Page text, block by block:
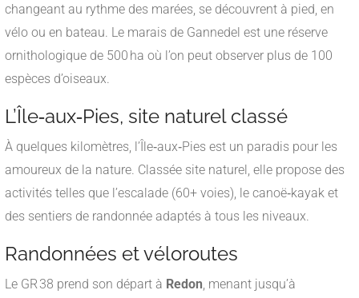
changeant au rythme des marées, se découvrent à pied, en
vélo ou en bateau. Le marais de Gannedel est une réserve
ornithologique de 500 ha où l’on peut observer plus de 100
espèces d’oiseaux.
L’Île‑aux‑Pies, site naturel classé
À quelques kilomètres, l’Île‑aux‑Pies est un paradis pour les
amoureux de la nature. Classée site naturel, elle propose des
activités telles que l’escalade (60+ voies), le canoë‑kayak et
des sentiers de randonnée adaptés à tous les niveaux.
Randonnées et véloroutes
Le GR 38 prend son départ à Redon , menant jusqu’à